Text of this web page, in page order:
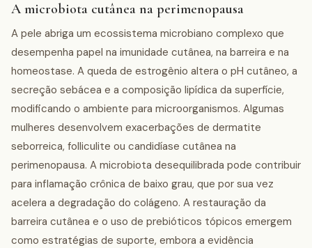
A microbiota cutânea na perimenopausa
A pele abriga um ecossistema microbiano complexo que
desempenha papel na imunidade cutânea, na barreira e na
homeostase. A queda de estrogênio altera o pH cutâneo, a
secreção sebácea e a composição lipídica da superfície,
modificando o ambiente para microorganismos. Algumas
mulheres desenvolvem exacerbações de dermatite
seborreica, folliculite ou candidíase cutânea na
perimenopausa. A microbiota desequilibrada pode contribuir
para inflamação crônica de baixo grau, que por sua vez
acelera a degradação do colágeno. A restauração da
barreira cutânea e o uso de prebióticos tópicos emergem
como estratégias de suporte, embora a evidência